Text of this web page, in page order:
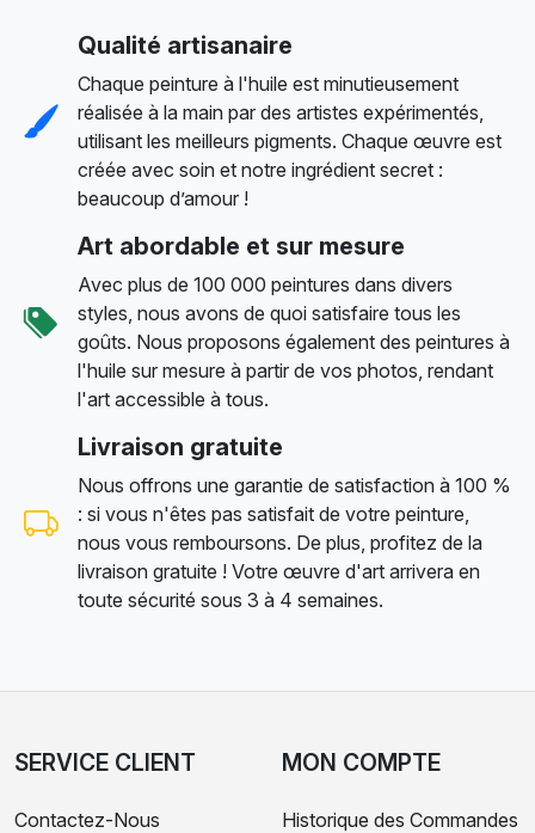
Qualité artisanaire
Chaque peinture à l'huile est minutieusement
réalisée à la main par des artistes expérimentés,
utilisant les meilleurs pigments. Chaque œuvre est
créée avec soin et notre ingrédient secret :
beaucoup d’amour !
Art abordable et sur mesure
Avec plus de 100 000 peintures dans divers
styles, nous avons de quoi satisfaire tous les
goûts. Nous proposons également des peintures à
l'huile sur mesure à partir de vos photos, rendant
l'art accessible à tous.
Livraison gratuite
Nous offrons une garantie de satisfaction à 100 %
: si vous n'êtes pas satisfait de votre peinture,
nous vous remboursons. De plus, profitez de la
livraison gratuite ! Votre œuvre d'art arrivera en
toute sécurité sous 3 à 4 semaines.
SERVICE CLIENT
Contactez-Nous
MON COMPTE
Historique des Commandes